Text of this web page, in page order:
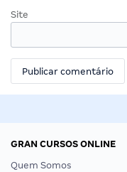
Site
GRAN CURSOS ONLINE
Quem Somos